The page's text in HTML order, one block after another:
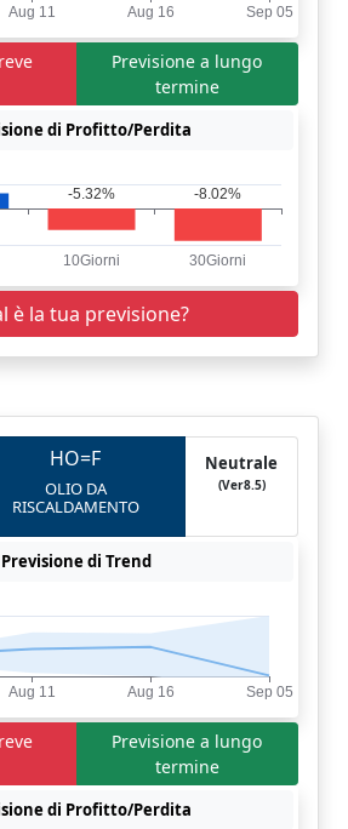
Previsione a lungo
termine
di Profitto/Perdita
è la tua previsione?
HO=F
OLIO DA
RISCALDAMENTO
Neutrale
(Ver8.5)
Previsione di Trend
Previsione a lungo
termine
di Profitto/Perdita